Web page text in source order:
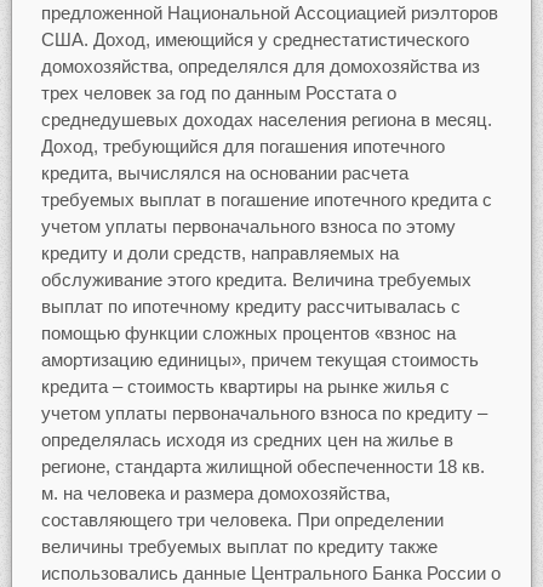
предложенной Национальной Ассоциацией риэлторов
США. Доход, имеющийся у среднестатистического
домохозяйства, определялся для домохозяйства из
трех человек за год по данным Росстата о
среднедушевых доходах населения региона в месяц.
Доход, требующийся для погашения ипотечного
кредита, вычислялся на основании расчета
требуемых выплат в погашение ипотечного кредита с
учетом уплаты первоначального взноса по этому
кредиту и доли средств, направляемых на
обслуживание этого кредита. Величина требуемых
выплат по ипотечному кредиту рассчитывалась с
помощью функции сложных процентов «взнос на
амортизацию единицы», причем текущая стоимость
кредита – стоимость квартиры на рынке жилья с
учетом уплаты первоначального взноса по кредиту –
определялась исходя из средних цен на жилье в
регионе, стандарта жилищной обеспеченности 18 кв.
м. на человека и размера домохозяйства,
составляющего три человека. При определении
величины требуемых выплат по кредиту также
использовались данные Центрального Банка России о